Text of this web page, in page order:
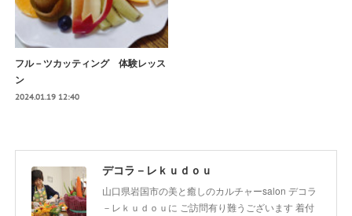
フル－ツカッティング 体験レッス
ン
2024.01.19 12:40
デコラ－レｋｕｄｏｕ
山口県岩国市の美と癒しのカルチャーsalon デコラ
－レｋｕｄｏｕに ご訪問有り難うございます 着付